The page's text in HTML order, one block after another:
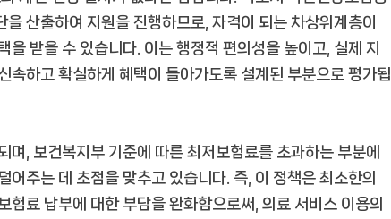
산출하여 지원을 진행하므로, 자격이 되는 차상위계층이
을 받을 수 있습니다. 이는 행정적 편의성을 높이고, 실제 지
속하고 확실하게 혜택이 돌아가도록 설계된 부분으로 평가됩
며, 보건복지부 기준에 따른 최저보험료를 초과하는 부분에
어주는 데 초점을 맞추고 있습니다. 즉, 이 정책은 최소한의
험료 납부에 대한 부담을 완화함으로써, 의료 서비스 이용의